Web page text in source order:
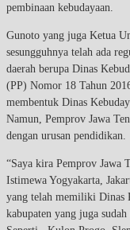
pembinaan kebudayaan.
Gunoto yang juga Ketua
sesungguhnya telah ada
daerah berupa Dinas
(PP) Nomor 18 Tahun
membentuk Dinas
Namun, Pemprov Jawa
dengan urusan pendidikan.
“Saya kira Pemprov Jawa
Istimewa Yogyakarta,
yang telah memiliki Dinas
kabupaten yang juga